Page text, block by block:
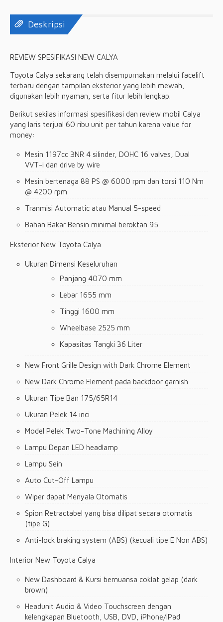
Deskripsi
REVIEW SPESIFIKASI NEW CALYA
Toyota Calya sekarang telah disempurnakan melalui facelift
terbaru dengan tampilan eksterior yang lebih mewah,
digunakan lebih nyaman, serta fitur lebih lengkap.
Berikut sekilas informasi spesifikasi dan review mobil Calya
yang laris terjual 60 ribu unit per tahun karena value for
money:
Mesin 1197cc 3NR 4 silinder, DOHC 16 valves, Dual
VVT-i dan drive by wire
Mesin bertenaga 88 PS @ 6000 rpm dan torsi 110 Nm
@ 4200 rpm
Tranmisi Automatic atau Manual 5-speed
Bahan Bakar Bensin minimal beroktan 95
Eksterior New Toyota Calya
Ukuran Dimensi Keseluruhan
Panjang 4070 mm
Lebar 1655 mm
Tinggi 1600 mm
Wheelbase 2525 mm
Kapasitas Tangki 36 Liter
New Front Grille Design with Dark Chrome Element
New Dark Chrome Element pada backdoor garnish
Ukuran Tipe Ban 175/65R14
Ukuran Pelek 14 inci
Model Pelek Two-Tone Machining Alloy
Lampu Depan LED headlamp
Lampu Sein
Auto Cut-Off Lampu
Wiper dapat Menyala Otomatis
Spion Retractabel yang bisa dilipat secara otomatis
(tipe G)
Anti-lock braking system (ABS) (kecuali tipe E Non ABS)
Interior New Toyota Calya
New Dashboard & Kursi bernuansa coklat gelap (dark
brown)
Headunit Audio & Video Touchscreen dengan
kelengkapan Bluetooth, USB, DVD, iPhone/iPad